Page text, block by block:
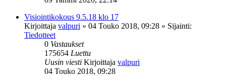
Visiointikokous 9.5.18 klo 17
Kirjoittaja valpuri » 04 Touko 2018, 09:28 » Sijainti:
Tiedotteet
0 Vastaukset
175654 Luettu
Uusin viesti Kirjoittaja valpuri
04 Touko 2018, 09:28